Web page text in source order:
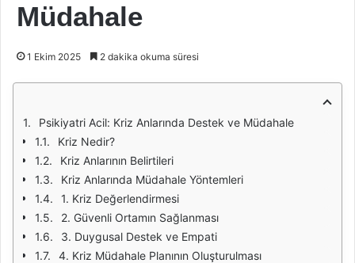
Müdahale
1 Ekim 2025 2 dakika okuma süresi
Psikiyatri Acil: Kriz Anlarında Destek ve Müdahale
Kriz Nedir?
Kriz Anlarının Belirtileri
Kriz Anlarında Müdahale Yöntemleri
1. Kriz Değerlendirmesi
2. Güvenli Ortamın Sağlanması
3. Duygusal Destek ve Empati
4. Kriz Müdahale Planının Oluşturulması